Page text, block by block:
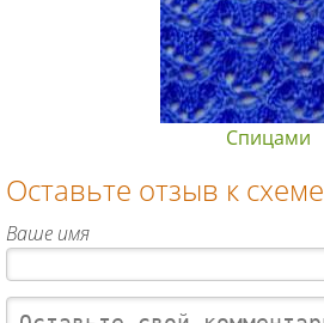
Спицами
Оставьте отзыв к схеме
Ваше имя